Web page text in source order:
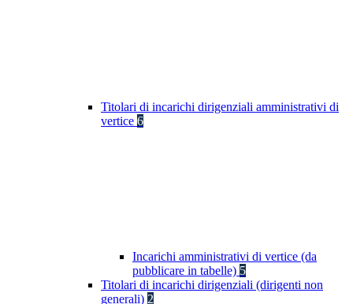
Titolari di incarichi dirigenziali amministrativi di
vertice 6
Incarichi amministrativi di vertice (da
pubblicare in tabelle) 5
Titolari di incarichi dirigenziali (dirigenti non
generali) 2